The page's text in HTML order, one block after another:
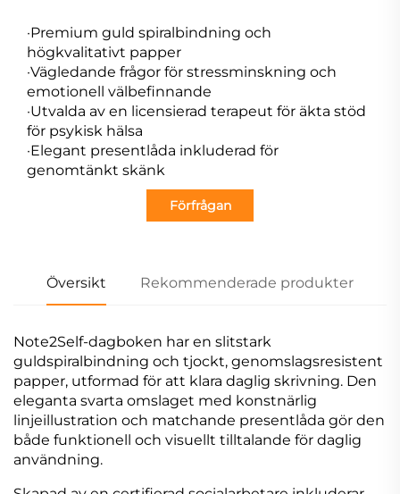
·Premium guld spiralbindning och
högkvalitativt papper
·Vägledande frågor för stressminskning och
emotionell välbefinnande
·Utvalda av en licensierad terapeut för äkta stöd
för psykisk hälsa
·Elegant presentlåda inkluderad för
genomtänkt skänk
Förfrågan
Översikt Rekommenderade produkter
Note2Self-dagboken har en slitstark
guldspiralbindning och tjockt, genomslagsresistent
papper, utformad för att klara daglig skrivning. Den
eleganta svarta omslaget med konstnärlig
linjeillustration och matchande presentlåda gör den
både funktionell och visuellt tilltalande för daglig
användning.